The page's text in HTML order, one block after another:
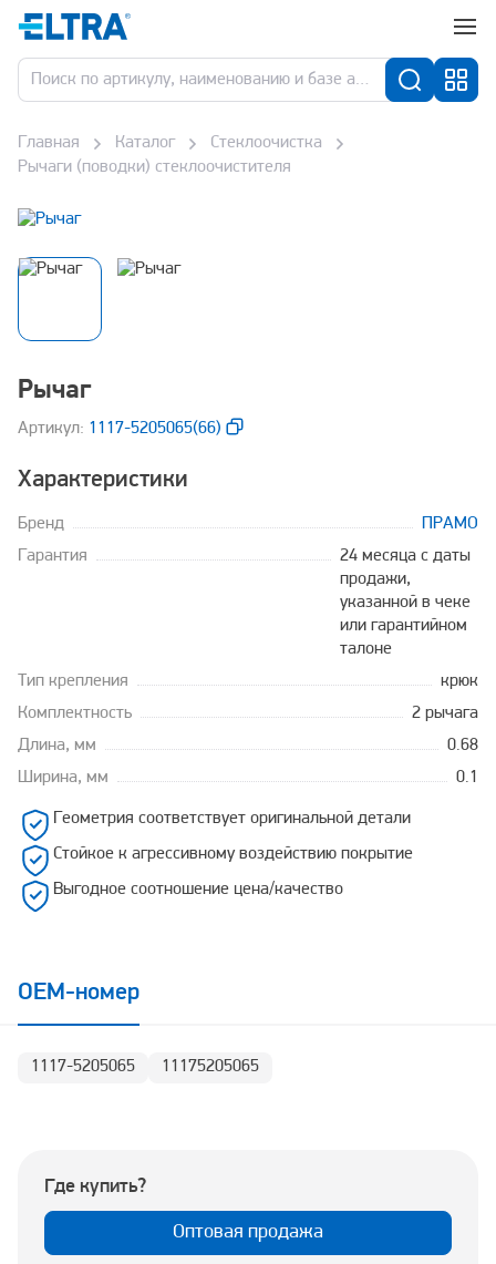
Главная Каталог
Стеклоочистка
Рычаги (поводки) стеклоочистителя
Рычаг
Aртикул: 1117-5205065(66)
Характеристики
Бренд
ПРАМО
Гарантия
24 месяца с даты
продажи,
указанной в чеке
или гарантийном
талоне
Тип крепления
крюк
Комплектность
2 рычага
Длина, мм
0.68
Ширина, мм
0.1
Геометрия соответствует оригинальной детали
Стойкое к агрессивному воздействию покрытие
Выгодное соотношение цена/качество
OEM-номер
1117-5205065 11175205065
Где купить?
Оптовая продажа